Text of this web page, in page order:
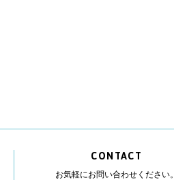
CONTACT
お気軽にお問い合わせください。